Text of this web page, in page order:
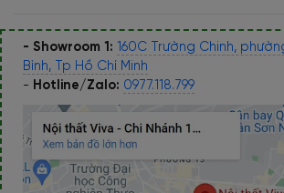
- Showroom 1: 160C Trường Chinh,
Bình, Tp Hồ Chí Minh
- Hotline/Zalo: 0977.118.799